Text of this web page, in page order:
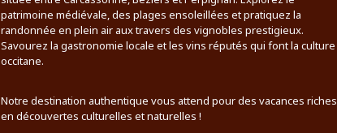
patrimoine médiévale, des plages ensoleillées et pratiquez la
randonnée en plein air aux travers des vignobles prestigieux.
Savourez la gastronomie locale et les vins réputés qui font la culture
occitane.
Notre destination authentique vous attend pour des vacances riches
en découvertes culturelles et naturelles !